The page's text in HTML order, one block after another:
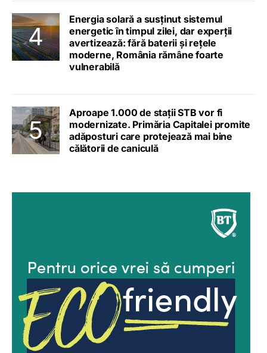
Energia solară a susținut sistemul
energetic în timpul zilei, dar experții
avertizează: fără baterii și rețele
moderne, România rămâne foarte
vulnerabilă
Aproape 1.000 de stații STB vor fi
modernizate. Primăria Capitalei promite
adăposturi care protejează mai bine
călătorii de caniculă